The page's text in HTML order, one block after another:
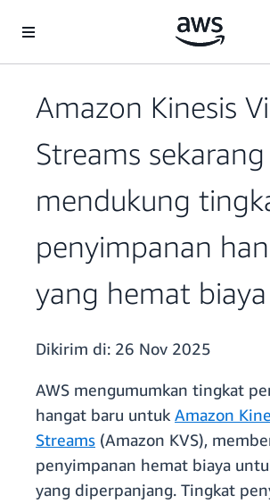
Amazon Kinesis
Streams sekarang
mendukung
penyimpanan
yang hemat biaya
Dikirim di: 26 Nov 2025
AWS mengumumkan tingkat
hangat baru untuk Amazon
Streams (Amazon KVS),
penyimpanan hemat biaya
yang diperpanjang. Tingkat